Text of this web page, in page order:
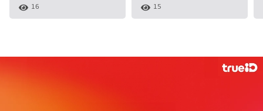
16 15